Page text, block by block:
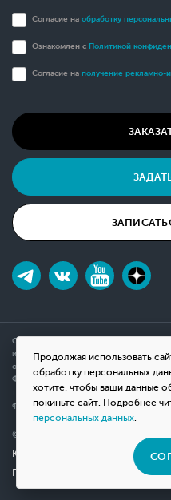
Продолжая использовать
обработку персональных
хотите, чтобы ваши данные
покиньте сайт. Подробнее
персональных данных.
Согласие на обработку
Ознакомлен с Политикой
Согласие на получение
Обращаем ваше внимание на то, что
информационный характер и ни при
определяемой положениями Статьи
Федерации. Для получения подробной
товаров, пожалуйста, обращайтесь к
формы связи на сайте или по телефону.
© 2026 Мотосалон «ВНЕ ДОРОГ»
Юридическая информация
Политика конфиденциальности